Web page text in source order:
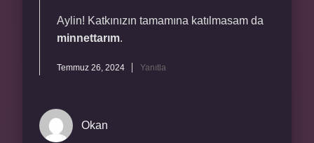
Aylin! Katkınızın tamamına katılmasam da
minnettarım.
Temmuz 26, 2024 Yanıtla
Okan